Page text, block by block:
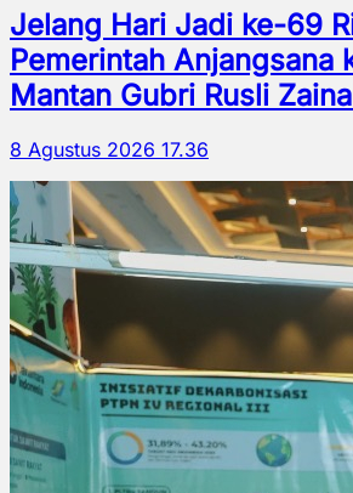
Jelang Hari Jadi ke-69
Pemerintah Anjangsana
Mantan Gubri Rusli
8 Agustus 2026 17.36